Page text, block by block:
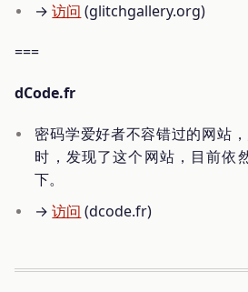
→访问 (glitchgallery.org)
===
dCode.fr
密码学爱好者不容错过的网站
时，发现了这个网站，目前依
下。
→访问 (dcode.fr)